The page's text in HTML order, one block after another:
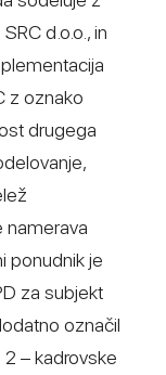
d.o.o., in
z oznako
drugega
namerava
ponudnik je
za subjekt
označil
– kadrovske